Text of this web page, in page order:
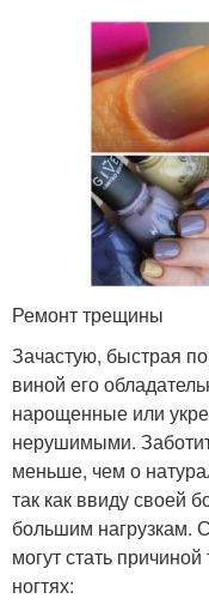
Ремонт трещины
Зачастую, быстрая
виной его
нарощенные или
нерушимыми.
меньше, чем о
так как ввиду своей
большим нагрузкам.
могут стать
ногтях: